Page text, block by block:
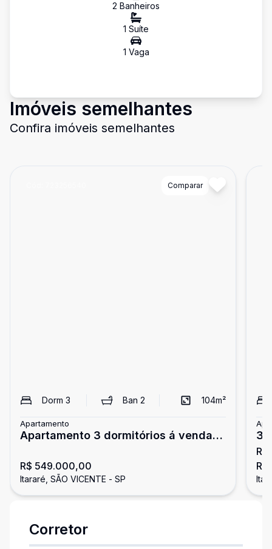
2 Banheiros
1 Suíte
1 Vaga
Imóveis semelhantes
Confira imóveis semelhantes
Comparar
Dorm 3 Ban2 104m²
Apartamento
Apartamento 3 dormitórios á venda
R$ 549.000,00
Itararé, SÃO VICENTE - SP
3
Corretor